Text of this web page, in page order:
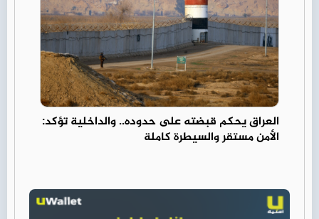
العراق يحكم قبضته على حدوده.. والداخلية تؤكد:
الأمن مستقر والسيطرة كاملة